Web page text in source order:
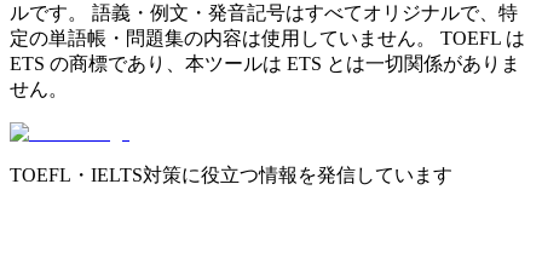
ルです。 語義・例文・発音記号はすべてオリジナルで、特
定の単語帳・問題集の内容は使用していません。 TOEFL は
ETS の商標であり、本ツールは ETS とは一切関係がありま
せん。
TOEFL・IELTS対策に役立つ情報を発信しています